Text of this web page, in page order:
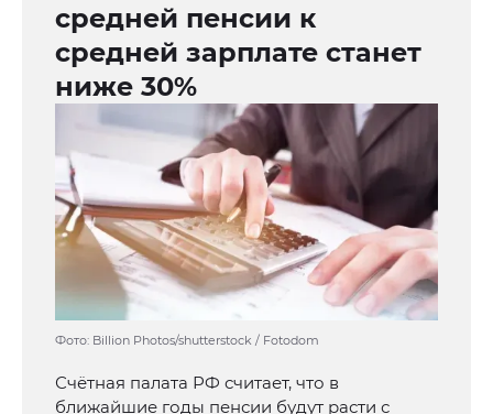
средней пенсии к
средней зарплате станет
ниже 30%
Фото: Billion Photos/shutterstock / Fotodom
Счётная палата РФ считает, что в
ближайшие годы пенсии будут расти с